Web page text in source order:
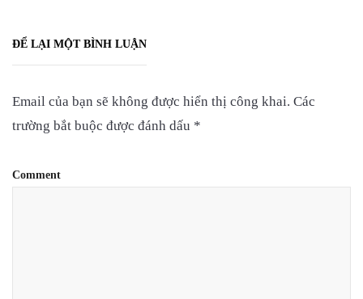
ĐỂ LẠI MỘT BÌNH LUẬN
Email của bạn sẽ không được hiển thị công khai. Các
trường bắt buộc được đánh dấu *
Comment